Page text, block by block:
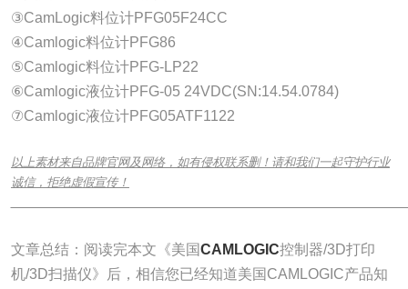
③CamLogic料位计PFG05F24CC
④Camlogic料位计PFG86
⑤Camlogic料位计PFG-LP22
⑥Camlogic液位计PFG-05 24VDC(SN:14.54.0784)
⑦Camlogic液位计PFG05ATF1122
以上素材来自品牌官网及网络，如有侵权联系删！请和我们一起守护行业
诚信，拒绝虚假宣传！
文章总结：阅读完本文《美国CAMLOGIC控制器/3D打印
机/3D扫描仪》后，相信您已经知道美国CAMLOGIC产品知